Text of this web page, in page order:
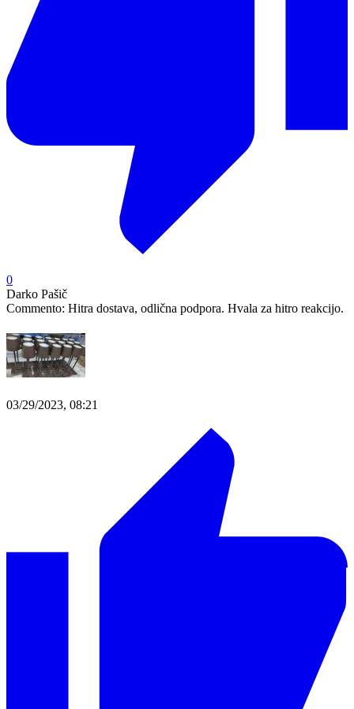
0
Darko Pašič
Commento: Hitra dostava, odlična podpora. Hvala za hitro reakcijo.
03/29/2023, 08:21